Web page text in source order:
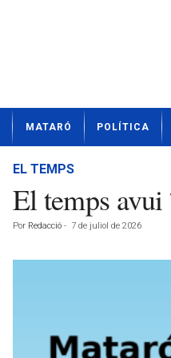
t
MATARÓ POLÍTICA
EL TEMPS
El temps
Por Redacció - 7 de juliol de 2026